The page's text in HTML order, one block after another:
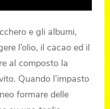
e gli albumi,
l’olio, il cacao ed il
al composto la
Quando l’impasto
formare delle